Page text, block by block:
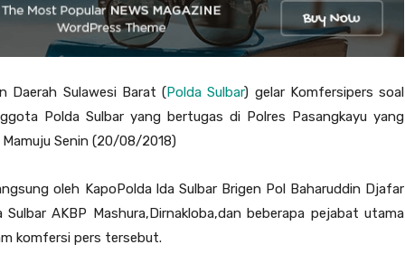
Daerah Sulawesi Barat (Polda Sulbar) gelar Komfersipers soal
Polda Sulbar yang bertugas di Polres Pasangkayu yang
Mamuju Senin (20/08/2018)
oleh KapoPolda lda Sulbar Brigen Pol Baharuddin Djafar
AKBP Mashura,Dirnakloba,dan beberapa pejabat utama
komfersi pers tersebut.